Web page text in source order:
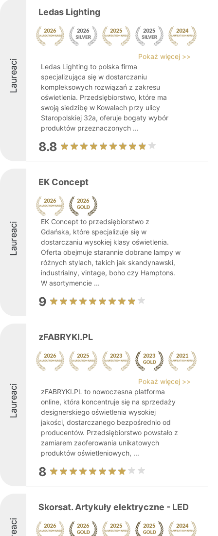
Laureaci
Ledas Lighting
Pokaż więcej >>
Ledas Lighting to polska firma
specjalizująca się w dostarczaniu
kompleksowych rozwiązań z zakresu
oświetlenia. Przedsiębiorstwo, które ma
swoją siedzibę w Kowalach przy ulicy
Staropolskiej 32a, oferuje bogaty wybór
produktów przeznaczonych ...
8.8
Laureaci
EK Concept
EK Concept to przedsiębiorstwo z
Gdańska, które specjalizuje się w
dostarczaniu wysokiej klasy oświetlenia.
Oferta obejmuje starannie dobrane lampy w
różnych stylach, takich jak skandynawski,
industrialny, vintage, boho czy Hamptons.
W asortymencie ...
9
Laureaci
zFABRYKI.PL
Pokaż więcej >>
zFABRYKI.PL to nowoczesna platforma
online, która koncentruje się na sprzedaży
designerskiego oświetlenia wysokiej
jakości, dostarczanego bezpośrednio od
producentów. Przedsiębiorstwo powstało z
zamiarem zaoferowania unikatowych
produktów oświetleniowych, ...
8
Skorsat. Artykuły elektryczne - LED